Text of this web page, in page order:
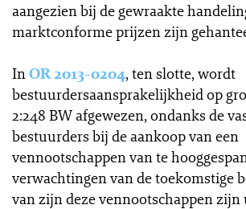
aangezien bij de gewraakte
marktconforme prijzen zijn
InOR 2013-0204, ten slotte, wordt
bestuurdersaansprakelijkheid op
2:248 BW afgewezen, ondanks de
bestuurders bij de aankoop van een
vennootschappen van te
verwachtingen van de toekomstige
van zijn deze vennootschappen zijn